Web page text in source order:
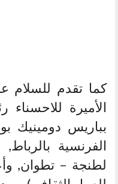
كما تقدم للسلام
الأميرة
بباريس دومينيك
الفرنسية
لطنجة – تطوان,